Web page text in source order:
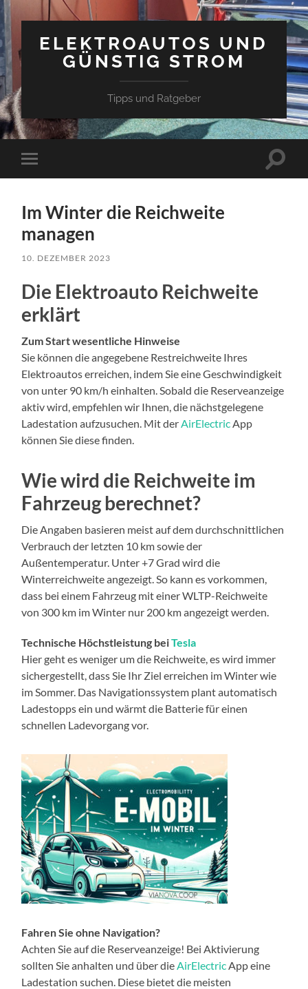
ELEKTROAUTOS UND
GÜNSTIG STROM
Tipps und Ratgeber
Mobile-
Menü
Im Winter die Reichweite
managen
10. DEZEMBER 2023
Die Elektroauto Reichweite
erklärt
Zum Start wesentliche Hinweise
Sie können die angegebene Restreichweite Ihres
Elektroautos erreichen, indem Sie eine Geschwindigkeit
von unter 90 km/h einhalten. Sobald die Reserveanzeige
aktiv wird, empfehlen wir Ihnen, die nächstgelegene
Ladestation aufzusuchen. Mit der AirElectric App
können Sie diese finden.
Wie wird die Reichweite im
Fahrzeug berechnet?
Die Angaben basieren meist auf dem durchschnittlichen
Verbrauch der letzten 10 km sowie der
Außentemperatur. Unter +7 Grad wird die
Winterreichweite angezeigt. So kann es vorkommen,
dass bei einem Fahrzeug mit einer WLTP-Reichweite
von 300 km im Winter nur 200 km angezeigt werden.
Technische Höchstleistung beiTesla
Hier geht es weniger um die Reichweite, es wird immer
sichergestellt, dass Sie Ihr Ziel erreichen im Winter wie
im Sommer. Das Navigationssystem plant automatisch
Ladestopps ein und wärmt die Batterie für einen
schnellen Ladevorgang vor.
Fahren Sie ohne Navigation?
Achten Sie auf die Reserveanzeige! Bei Aktivierung
sollten Sie anhalten und über die AirElectric App eine
Ladestation suchen. Diese bietet die meisten